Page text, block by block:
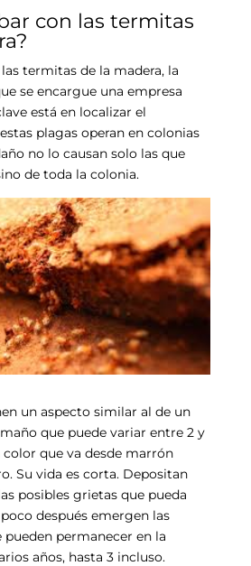
con las termitas
termitas de la madera, la
se encargue una empresa
está en localizar el
plagas operan en colonias
no lo causan solo las que
de toda la colonia.
un aspecto similar al de un
que puede variar entre 2 y
que va desde marrón
Su vida es corta. Depositan
posibles grietas que pueda
después emergen las
pueden permanecer en la
años, hasta 3 incluso.